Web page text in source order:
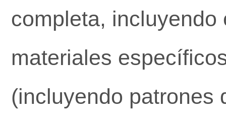
completa,
materiales
(incluyendo patrones